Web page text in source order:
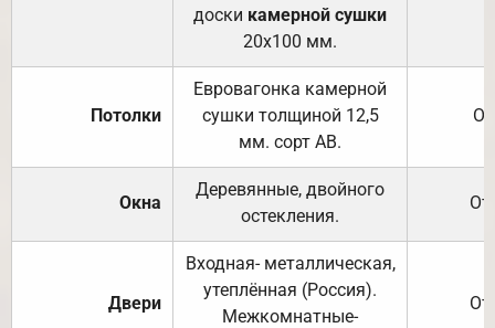
доски камерной сушки
20х100 мм.
Потолки
Евровагонка камерной
сушки толщиной 12,5
мм. сорт АВ.
Окна
Деревянные, двойного
остекления.
Двери
Входная- металлическая,
утеплённая (Россия).
Межкомнатные-